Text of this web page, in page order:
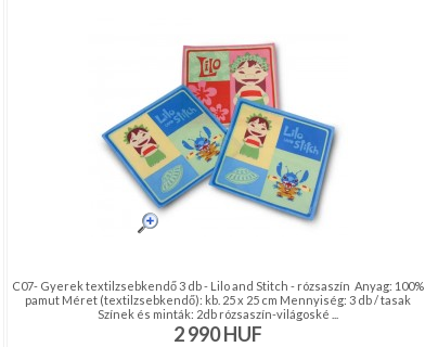
C07- Gyerek textilzsebkendő 3 db - Lilo and Stitch - rózsaszín Anyag: 100%
pamut Méret (textilzsebkendő): kb. 25 x 25 cm Mennyiség: 3 db / tasak
Színek és minták: 2db rózsaszín-világoské ...
2 990HUF